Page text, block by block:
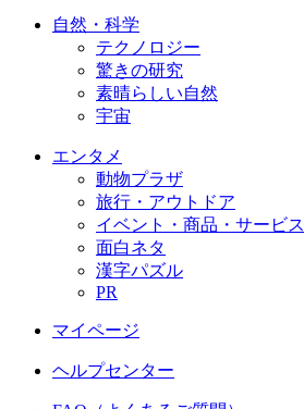
自然・科学
テクノロジー
驚きの研究
素晴らしい自然
宇宙
エンタメ
動物プラザ
旅行・アウトドア
イベント・商品・サービス
面白ネタ
漢字パズル
PR
マイページ
ヘルプセンター